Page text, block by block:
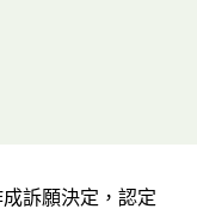
訴願決定，認定